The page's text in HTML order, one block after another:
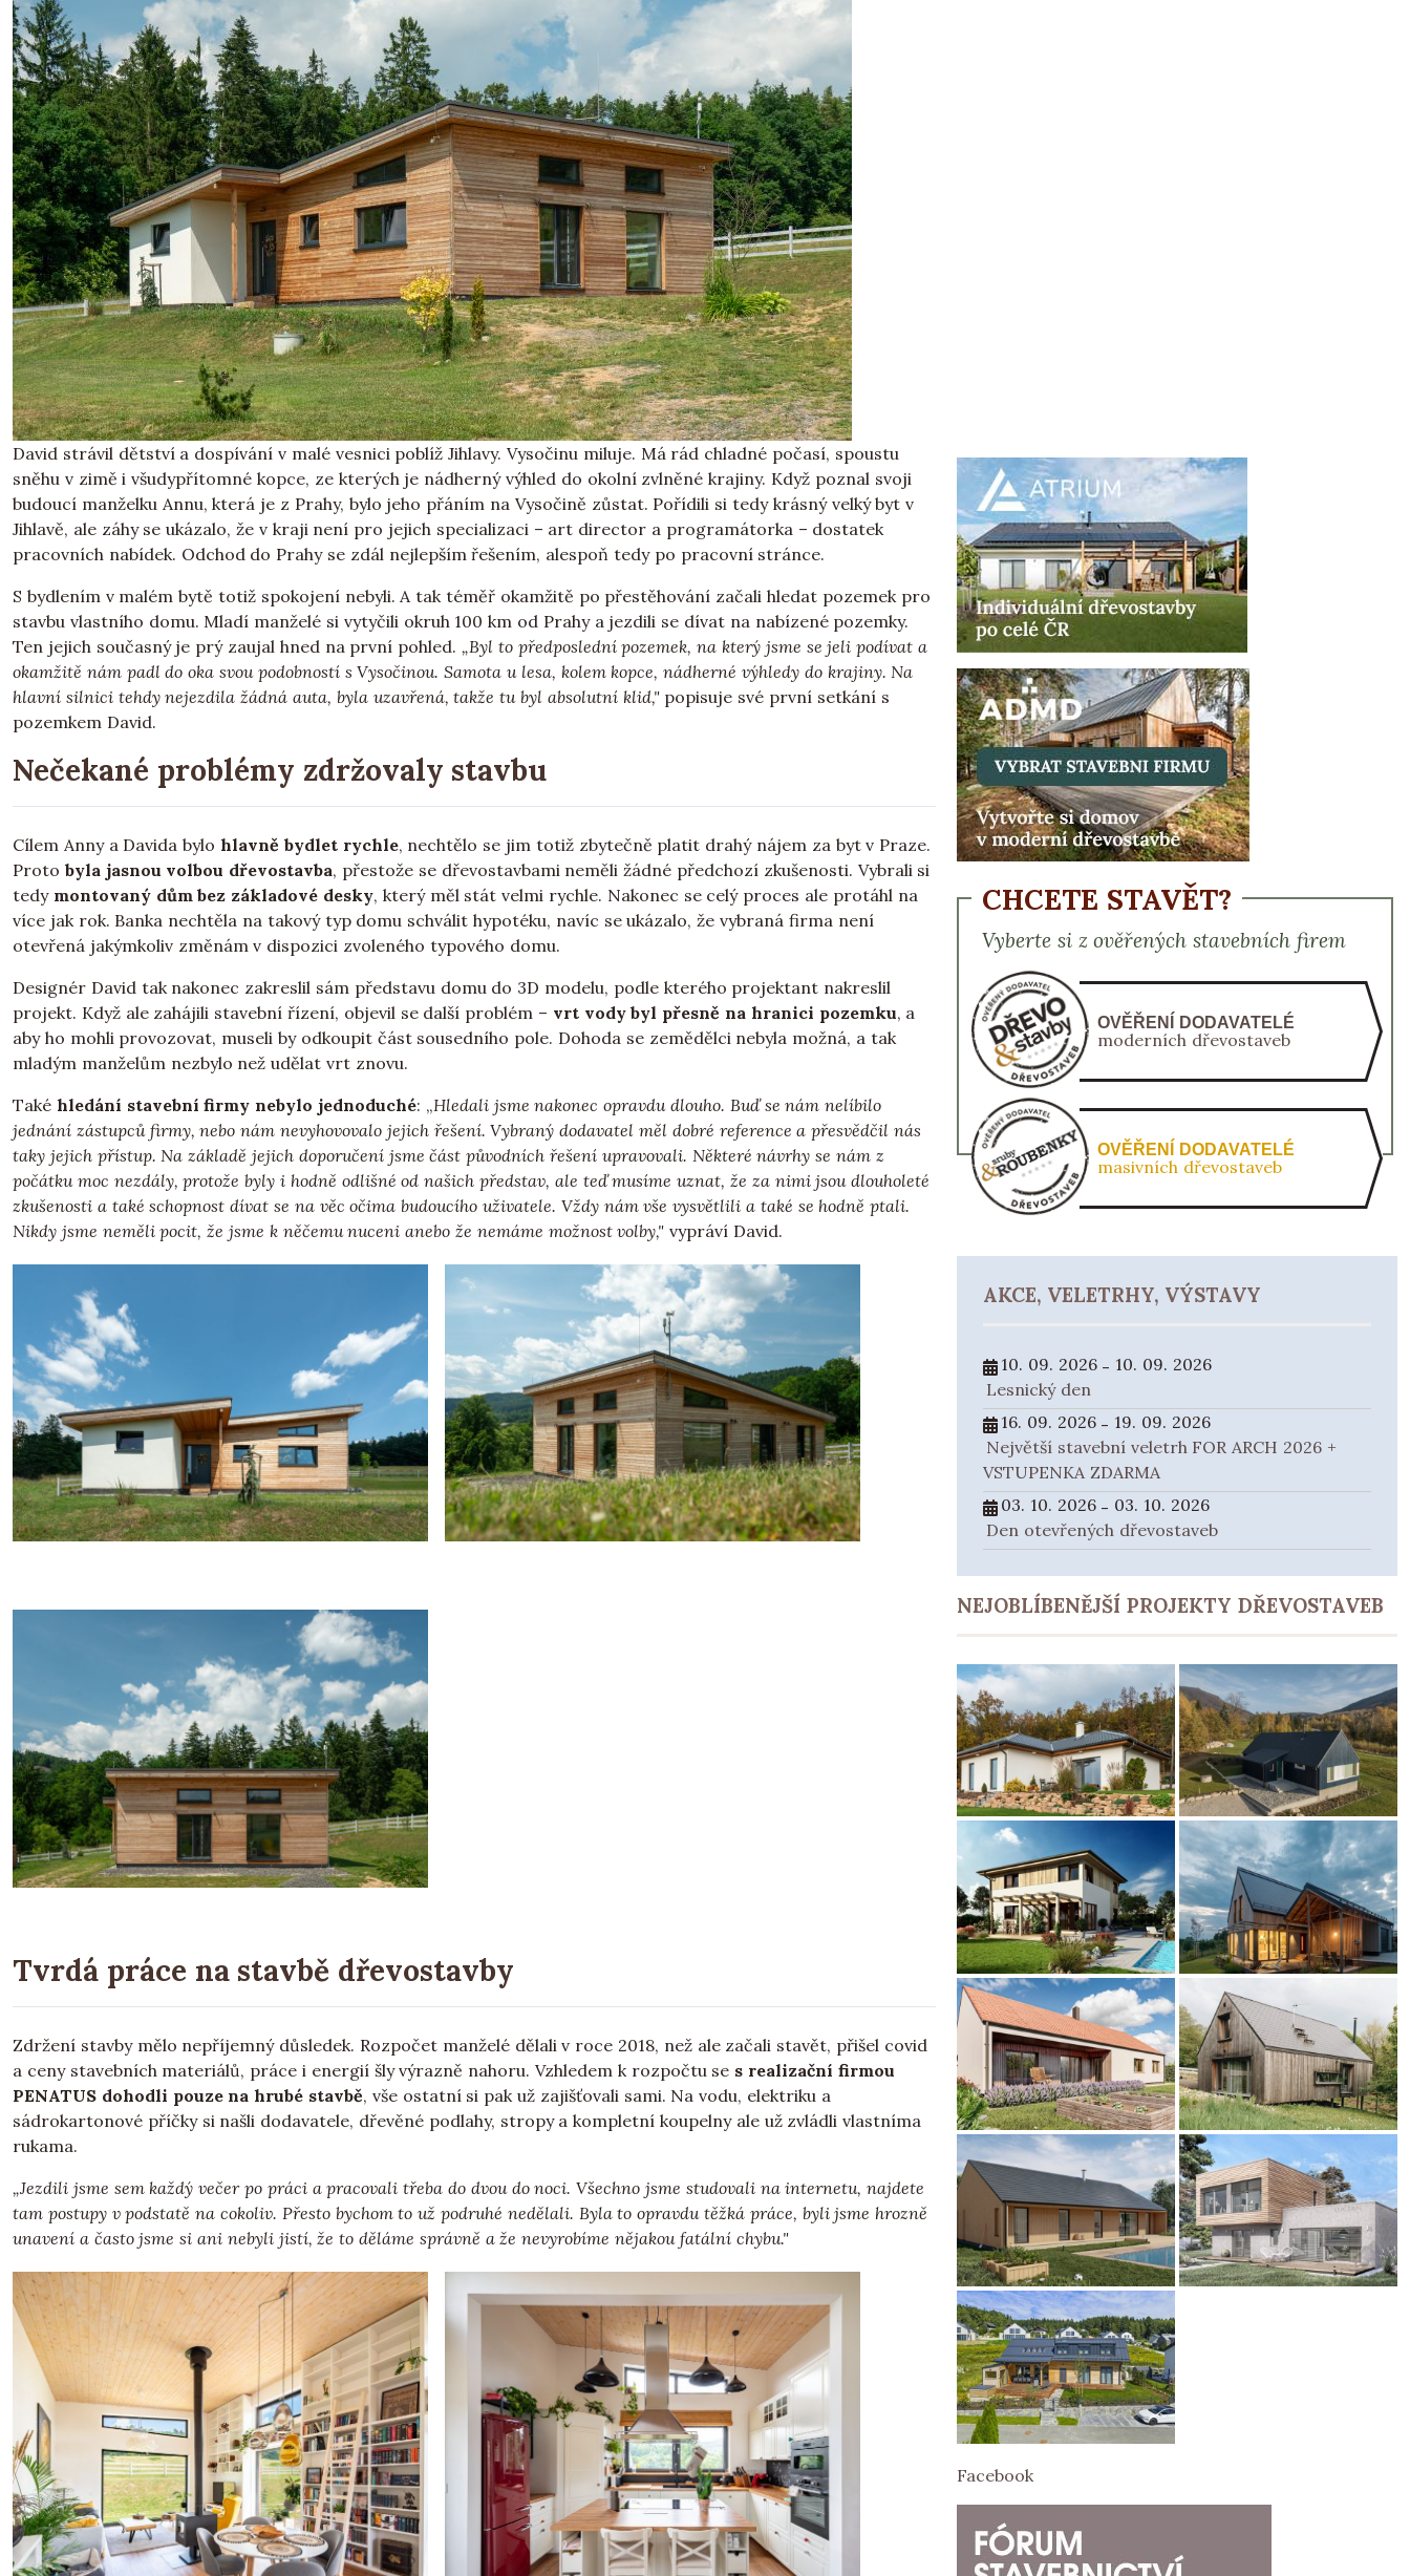
David strávil dětství a dospívání v malé vesnici poblíž Jihlavy. Vysočinu miluje. Má rád chladné počasí, spoustu
sněhu v zimě i všudypřítomné kopce, ze kterých je nádherný výhled do okolní zvlněné krajiny. Když poznal svoji
budoucí manželku Annu, která je z Prahy, bylo jeho přáním na Vysočině zůstat. Pořídili si tedy krásný velký byt v
Jihlavě, ale záhy se ukázalo, že v kraji není pro jejich specializaci – art director a programátorka – dostatek
pracovních nabídek. Odchod do Prahy se zdál nejlepším řešením, alespoň tedy po pracovní stránce.
S bydlením v malém bytě totiž spokojení nebyli. A tak téměř okamžitě po přestěhování začali hledat pozemek pro
stavbu vlastního domu. Mladí manželé si vytyčili okruh 100 km od Prahy a jezdili se dívat na nabízené pozemky.
Ten jejich současný je prý zaujal hned na první pohled. „Byl to předposlední pozemek, na který jsme se jeli podívat a
okamžitě nám padl do oka svou podobností s Vysočinou. Samota u lesa, kolem kopce, nádherné výhledy do krajiny. Na
hlavní silnici tehdy nejezdila žádná auta, byla uzavřená, takže tu byl absolutní klid,"popisuje své první setkání s
pozemkem David.
Nečekané problémy zdržovaly stavbu
Cílem Anny a Davida bylo hlavně bydlet rychle, nechtělo se jim totiž zbytečně platit drahý nájem za byt v Praze.
Proto byla jasnou volbou dřevostavba, přestože se dřevostavbami neměli žádné předchozí zkušenosti. Vybrali si
tedy montovaný dům bez základové desky, který měl stát velmi rychle. Nakonec se celý proces ale protáhl na
více jak rok. Banka nechtěla na takový typ domu schválit hypotéku, navíc se ukázalo, že vybraná firma není
otevřená jakýmkoliv změnám v dispozici zvoleného typového domu.
Designér David tak nakonec zakreslil sám představu domu do 3D modelu, podle kterého projektant nakreslil
projekt. Když ale zahájili stavební řízení, objevil se další problém – vrt vody byl přesně na hranici pozemku, a
aby ho mohli provozovat, museli by odkoupit část sousedního pole. Dohoda se zemědělci nebyla možná, a tak
mladým manželům nezbylo než udělat vrt znovu.
Také hledání stavební firmy nebylo jednoduché: „Hledali jsme nakonec opravdu dlouho. Buď se nám nelíbilo
jednání zástupců firmy, nebo nám nevyhovovalo jejich řešení. Vybraný dodavatel měl dobré reference a přesvědčil nás
taky jejich přístup. Na základě jejich doporučení jsme část původních řešení upravovali. Některé návrhy se nám z
počátku moc nezdály, protože byly i hodně odlišné od našich představ, ale teď musíme uznat, že za nimi jsou dlouholeté
zkušenosti a také schopnost dívat se na věc očima budoucího uživatele. Vždy nám vše vysvětlili a také se hodně ptali.
Nikdy jsme neměli pocit, že jsme k něčemu nuceni anebo že nemáme možnost volby," vypráví David.
Tvrdá práce na stavbě dřevostavby
Zdržení stavby mělo nepříjemný důsledek. Rozpočet manželé dělali v roce 2018, než ale začali stavět, přišel covid
a ceny stavebních materiálů, práce i energií šly výrazně nahoru. Vzhledem k rozpočtu se s realizační firmou
PENATUS dohodli pouze na hrubé stavbě, vše ostatní si pak už zajišťovali sami. Na vodu, elektriku a
sádrokartonové příčky si našli dodavatele, dřevěné podlahy, stropy a kompletní koupelny ale už zvládli vlastníma
rukama.
„Jezdili jsme sem každý večer po práci a pracovali třeba do dvou do noci. Všechno jsme studovali na internetu, najdete
tam postupy v podstatě na cokoliv. Přesto bychom to už podruhé nedělali. Byla to opravdu těžká práce, byli jsme hrozně
unavení a často jsme si ani nebyli jistí, že to děláme správně a že nevyrobíme nějakou fatální chybu."
CHCETE STAVĚT?
Vyberte si z ověřených stavebních firem
OVĚŘENÍ DODAVATELÉ
moderních dřevostaveb
OVĚŘENÍ DODAVATELÉ
masivních dřevostaveb
AKCE, VELETRHY, VÝSTAVY
10. 09. 2026- 10. 09. 2026
Lesnický den
16. 09. 2026- 19. 09. 2026
Největší stavební veletrh FOR ARCH 2026 +
VSTUPENKA ZDARMA
03. 10. 2026- 03. 10. 2026
Den otevřených dřevostaveb
NEJOBLÍBENĚJŠÍ PROJEKTY DŘEVOSTAVEB
Facebook